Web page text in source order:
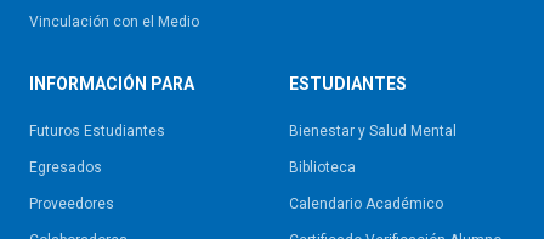
Vinculación con el Medio
INFORMACIÓN PARA
Futuros Estudiantes
Egresados
Proveedores
ESTUDIANTES
Bienestar y Salud Mental
Biblioteca
Calendario Académico